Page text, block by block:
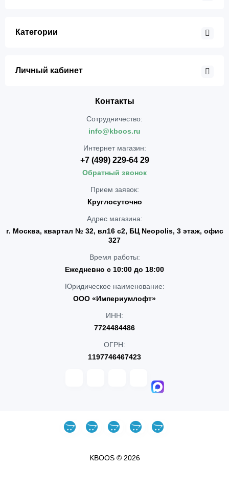
Категории
Личный кабинет
Контакты
Сотрудничество:
info@kboos.ru
Интернет магазин:
+7 (499) 229-64 29
Обратный звонок
Прием заявок:
Круглосуточно
Адрес магазина:
г. Москва, квартал № 32, вл16 с2, БЦ Neopolis, 3 этаж, офис
327
Время работы:
Ежедневно с 10:00 до 18:00
Юридическое наименование:
ООО «Империумлофт»
ИНН:
7724484486
ОГРН:
1197746467423
KBOOS © 2026